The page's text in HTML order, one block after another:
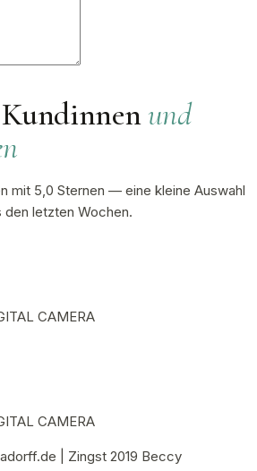
und
mit 5,0 Sternen — eine kleine Auswahl
den letzten Wochen.